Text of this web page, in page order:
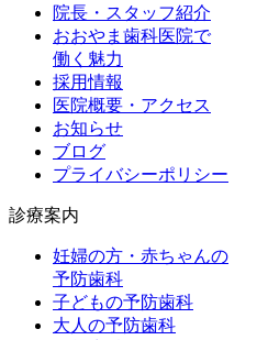
院長・スタッフ紹介
おおやま歯科医院で
働く魅力
採用情報
医院概要・アクセス
お知らせ
ブログ
プライバシーポリシー
診療案内
妊婦の方・赤ちゃんの
予防歯科
子どもの予防歯科
大人の予防歯科